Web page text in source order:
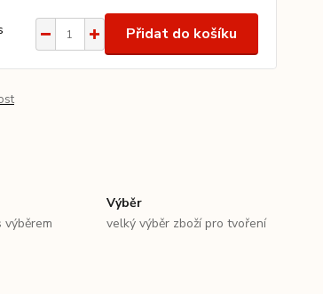
Přidat do košíku
výběrem
Výběr
velký výběr zboží pro tvoření